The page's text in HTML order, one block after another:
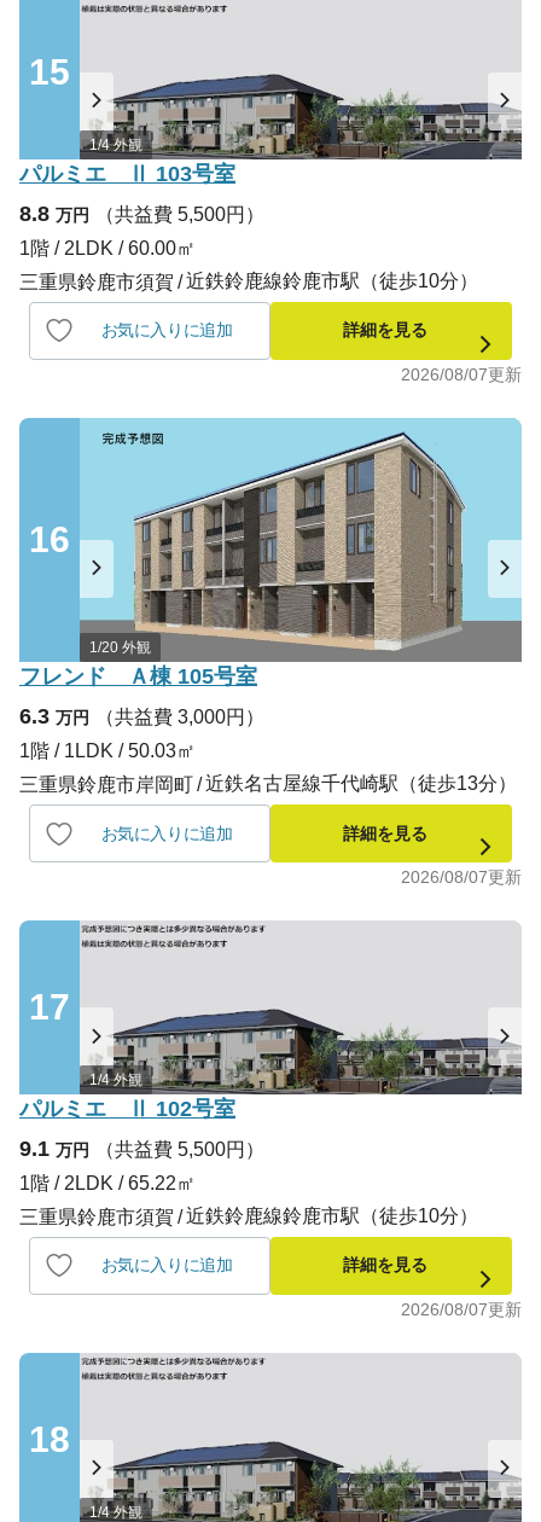
15
1/4 外観
パルミエ Ⅱ 103号室
8.8 万円
（共益費 5,500円）
1階 / 2LDK / 60.00㎡
三重県鈴鹿市須賀
近鉄鈴鹿線鈴鹿市駅（徒歩10分）
お気に入りに追加 詳細を見る
2026/08/07更新
16
1/20 外観
フレンド Ａ棟 105号室
6.3 万円
（共益費 3,000円）
1階 / 1LDK / 50.03㎡
三重県鈴鹿市岸岡町
近鉄名古屋線千代崎駅（徒歩13分）
お気に入りに追加 詳細を見る
2026/08/07更新
17
1/4 外観
パルミエ Ⅱ 102号室
9.1 万円
（共益費 5,500円）
1階 / 2LDK / 65.22㎡
三重県鈴鹿市須賀
近鉄鈴鹿線鈴鹿市駅（徒歩10分）
お気に入りに追加 詳細を見る
2026/08/07更新
18
1/4 外観